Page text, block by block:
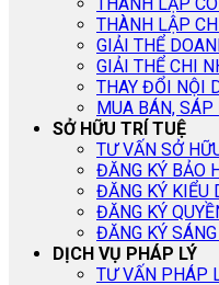
THÀNH LẬP
GIẢI THỂ
GIẢI THỂ CHI
THAY ĐỔI NỘI
MUA BÁN,
SỞ HỮU TRÍ TUỆ
TƯ VẤN SỞ
ĐĂNG KÝ BẢO
ĐĂNG KÝ KIỂU
ĐĂNG KÝ
ĐĂNG KÝ
DỊCH VỤ PHÁP LÝ
TƯ VẤN PHÁP